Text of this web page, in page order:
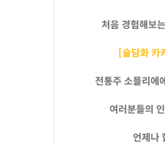
처음 경험해보
[술담화 카
전통주 소믈리에
여러분들의
언제나